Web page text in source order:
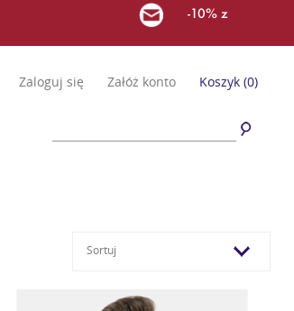
-10% z
Zaloguj się Załóż konto Koszyk (0)
Sortuj